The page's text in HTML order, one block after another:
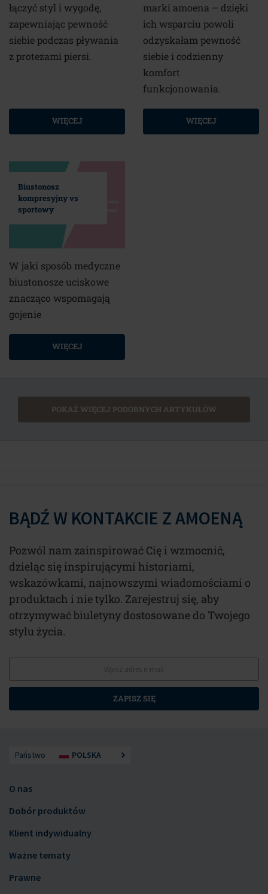
łączyć styl i wygodę,
zapewniając pewność
siebie podczas pływania
z protezami piersi.
WIĘCEJ
marki amoena – dzięki
ich wsparciu powoli
odzyskałam pewność
siebie i codzienny
komfort
funkcjonowania.
WIĘCEJ
Biustonosz
kompresyjny vs
sportowy
W jaki sposób medyczne
biustonosze uciskowe
znacząco wspomagają
gojenie
WIĘCEJ
POKAŻ WIĘCEJ PODOBNYCH ARTYKUŁÓW
BĄDŹ W KONTAKCIE Z AMOENĄ
Pozwól nam zainspirować Cię i wzmocnić,
dzieląc się inspirującymi historiami,
wskazówkami, najnowszymi wiadomościami o
produktach i nie tylko. Zarejestruj się, aby
otrzymywać biuletyny dostosowane do Twojego
stylu życia.
ZAPISZ SIĘ
Państwo POLSKA
O nas
Dobór produktów
Klient indywidualny
Ważne tematy
Prawne